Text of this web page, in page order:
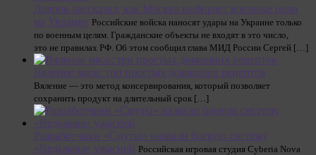
Лавров рассказал, как Москва выбирает военные цели
на Украине Российские войска наносят удары на Украине только
по военным целям. Гражданские объекты не входят в это число,
это не правилах РФ. Об этом сообщил глава МИД России Сергей […]
Вяленое мясо: три простых домашних рецептов
Вяление — это метод консервирования, который позволяет
сохранить продукт на длительный срок […]
Разработчики «Смуты» назвали боевую систему
«Ведьмака» ужасной Российская игровая студия Cyberia Nova